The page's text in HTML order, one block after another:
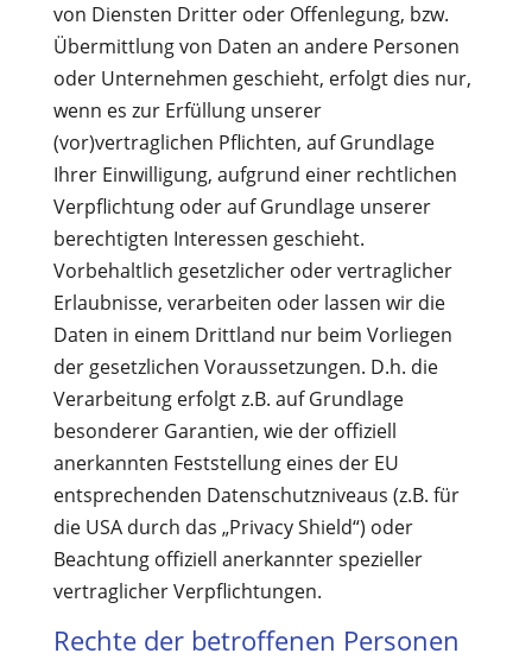
von Diensten Dritter oder Offenlegung, bzw.
Übermittlung von Daten an andere Personen
oder Unternehmen geschieht, erfolgt dies nur,
wenn es zur Erfüllung unserer
(vor)vertraglichen Pflichten, auf Grundlage
Ihrer Einwilligung, aufgrund einer rechtlichen
Verpflichtung oder auf Grundlage unserer
berechtigten Interessen geschieht.
Vorbehaltlich gesetzlicher oder vertraglicher
Erlaubnisse, verarbeiten oder lassen wir die
Daten in einem Drittland nur beim Vorliegen
der gesetzlichen Voraussetzungen. D.h. die
Verarbeitung erfolgt z.B. auf Grundlage
besonderer Garantien, wie der offiziell
anerkannten Feststellung eines der EU
entsprechenden Datenschutzniveaus (z.B. für
die USA durch das „Privacy Shield“) oder
Beachtung offiziell anerkannter spezieller
vertraglicher Verpflichtungen.
Rechte der betroffenen Personen